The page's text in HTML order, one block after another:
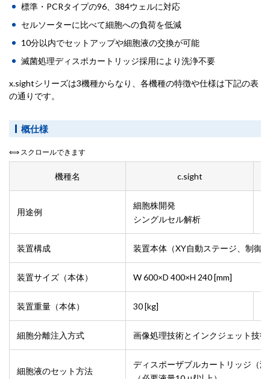
標準・PCRタイプの96、384ウェルに対応
セルソーターに比べて細胞への負荷を低減
10分以内でセットアップや細胞液の交換が可能
滅菌処理ディスポカートリッジ採用により洗浄不要
x.sightシリーズは3機種からなり、各機種の特徴や仕様は下記の表
の通りです。
概仕様
⟺ スクロールできます
機種名 c.sight
用途例
細胞株開発
シングルセル解析
装置構成 装置本体（XY自動ステージ、制御
装置サイズ（本体） W 600×D 400×H 240 [mm]
装置重量（本体） 30 [kg]
細胞分離注入方式 画像処理技術とインクジェット技
細胞液のセット方法
ディスポーザブルカートリッジ（